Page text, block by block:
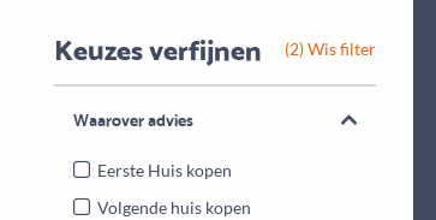
Keuzes verfijnen (2) Wis filter
Waarover advies
Eerste Huis kopen
Volgende huis kopen